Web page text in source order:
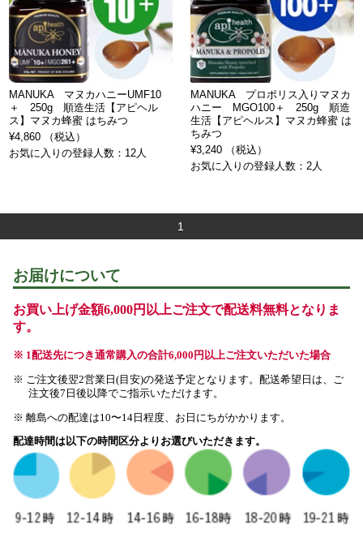
MANUKA マヌカハニーUMF10
＋ 250g 順造生活【アピヘル
ス】マヌカ蜂蜜 はちみつ
¥4,860 （税込）
お気に入りの登録人数：12人
MANUKA プロポリス入りマヌカ
ハニー MGO100＋ 250g 順造
生活【アピヘルス】マヌカ蜂蜜 は
ちみつ
¥3,240 （税込）
お気に入りの登録人数：2人
1